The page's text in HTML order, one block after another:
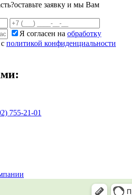
оставьте заявку и мы Вам
Я согласен на обработку
политикой конфиденциальности
755-21-01